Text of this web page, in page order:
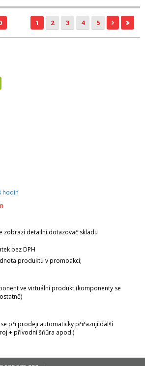
1 2 3 4 5
hodin
zobrazí detailní dotazovač skladu
bez DPH
produktu v promoakci;
ve virtuální produkt,(komponenty se
při prodeji automaticky přiřazují další
+ přívodní šňůra apod.)